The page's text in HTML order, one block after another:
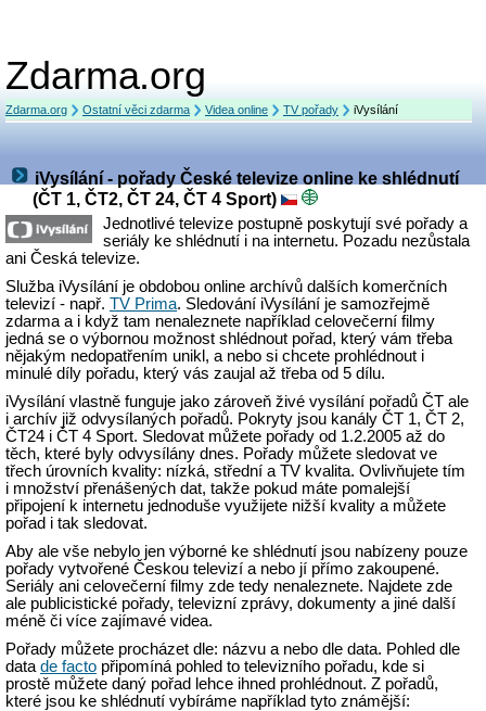
Zdarma.org
Zdarma.org Ostatní věci zdarma Videa online TV pořady iVysílání
iVysílání - pořady České televize online ke shlédnutí
(ČT 1, ČT2, ČT 24, ČT 4 Sport)
Jednotlivé televize postupně poskytují své pořady a
seriály ke shlédnutí i na internetu. Pozadu nezůstala
ani Česká televize.
Služba iVysílání je obdobou online archívů dalších komerčních
televizí - např. TV Prima. Sledování iVysílání je samozřejmě
zdarma a i když tam nenaleznete například celovečerní filmy
jedná se o výbornou možnost shlédnout pořad, který vám třeba
nějakým nedopatřením unikl, a nebo si chcete prohlédnout i
minulé díly pořadu, který vás zaujal až třeba od 5 dílu.
iVysílání vlastně funguje jako zároveň živé vysílání pořadů ČT ale
i archív již odvysílaných pořadů. Pokryty jsou kanály ČT 1, ČT 2,
ČT24 i ČT 4 Sport. Sledovat můžete pořady od 1.2.2005 až do
těch, které byly odvysílány dnes. Pořady můžete sledovat ve
třech úrovních kvality: nízká, střední a TV kvalita. Ovlivňujete tím
i množství přenášených dat, takže pokud máte pomalejší
připojení k internetu jednoduše využijete nižší kvality a můžete
pořad i tak sledovat.
Aby ale vše nebylo jen výborné ke shlédnutí jsou nabízeny pouze
pořady vytvořené Českou televizí a nebo jí přímo zakoupené.
Seriály ani celovečerní filmy zde tedy nenaleznete. Najdete zde
ale publicistické pořady, televizní zprávy, dokumenty a jiné další
méně či více zajímavé videa.
Pořady můžete procházet dle: názvu a nebo dle data. Pohled dle
data de facto připomíná pohled to televizního pořadu, kde si
prostě můžete daný pořad lehce ihned prohlédnout. Z pořadů,
které jsou ke shlédnutí vybíráme například tyto známější: